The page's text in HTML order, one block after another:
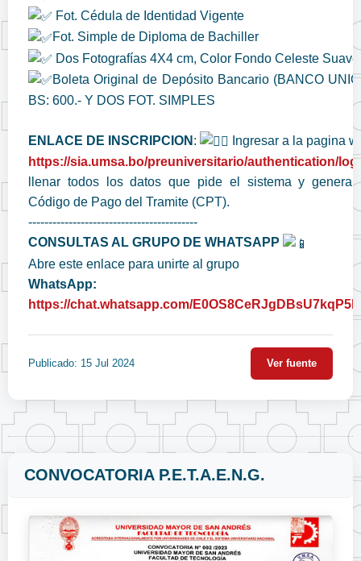
Fot. Cédula de Identidad Vigente
Fot. Simple de Diploma de Bachiller
Dos Fotografías 4X4 cm, Color Fondo Celeste Suave
Boleta Original de Depósito Bancario (BANCO
BS: 600.- Y DOS FOT. SIMPLES
ENLACE DE INSCRIPCION :
Ingresar a la pagina
https://sia.umsa.bo/preuniversitario/authentication/
llenar todos los datos que pide el sistema y
Código de Pago del Tramite (CPT).
------------------------------------------
CONSULTAS AL GRUPO DE WHATSAPP
Abre este enlace para unirte al grupo
WhatsApp:
https://chat.whatsapp.com/
Publicado: 15 Jul 2024 Ver fuente
CONVOCATORIA P.E.T.A.E.N.G.